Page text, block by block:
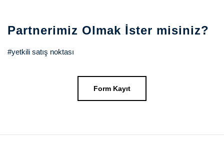
Partnerimiz Olmak İster misiniz?
#yetkili satış noktası
Form Kayıt